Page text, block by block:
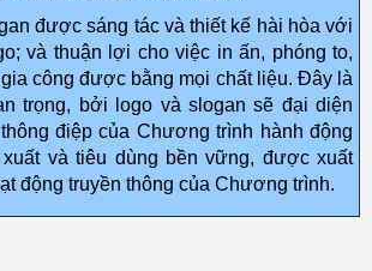
được sáng tác và thiết kế hài hòa với
và thuận lợi cho việc in ấn, phóng to,
công được bằng mọi chất liệu. Đây là
trọng, bởi logo và slogan sẽ đại diện
điệp của Chương trình hành động
và tiêu dùng bền vững, được xuất
động truyền thông của Chương trình.